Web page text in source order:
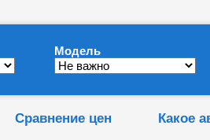
Модель
Сравнение цен Какое